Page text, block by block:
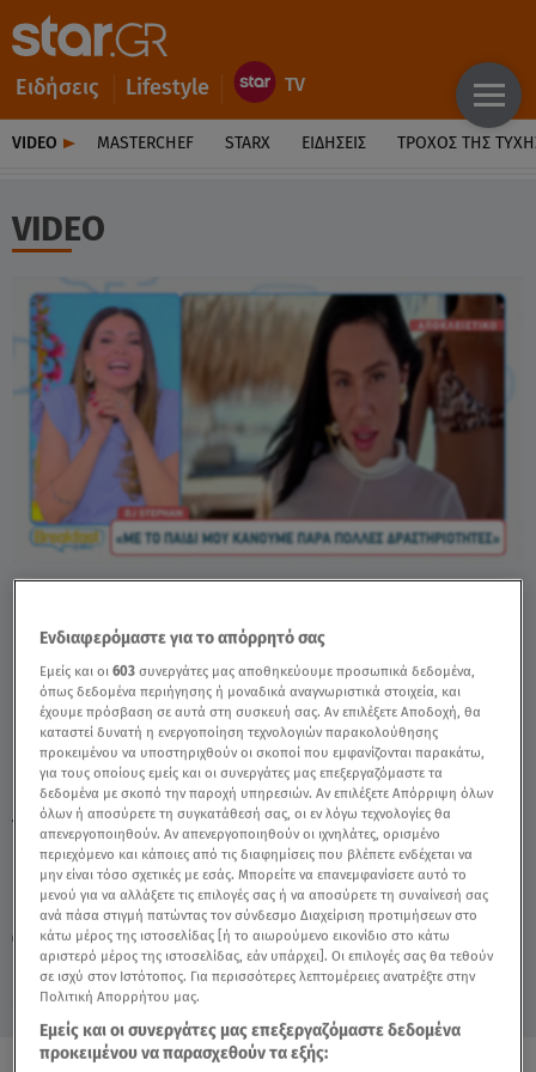
Ειδήσεις Lifestyle
VIDEO MASTERCHEF STARX ΕΙΔΉΣΕΙΣ ΤΡΟΧΌΣ ΤΗΣ
VIDEO
Πέμπτη 6 Αυγούστου 2026
08.06.26, 09:53 CELEBRITIES & GOSSIP ΝΕΑ
Έλενας Τσαγκρινού - Video
TAGS: DJ STEPHAN ΕΛΕΝΑ ΤΣΑΓΚΡΙΝΟΥ BREAKFASTSTAR
Ενδιαφερόμαστε για το απόρρητό σας
Εμείς και οι603 συνεργάτες μας αποθηκεύουμε προσωπικά δεδομένα,
όπως δεδομένα περιήγησης ή μοναδικά αναγνωριστικά στοιχεία, και
έχουμε πρόσβαση σε αυτά στη συσκευή σας. Αν επιλέξετε Αποδοχή, θα
καταστεί δυνατή η ενεργοποίηση τεχνολογιών παρακολούθησης
προκειμένου να υποστηριχθούν οι σκοποί που εμφανίζονται παρακάτω,
για τους οποίους εμείς και οι συνεργάτες μας επεξεργαζόμαστε τα
δεδομένα με σκοπό την παροχή υπηρεσιών. Αν επιλέξετε Απόρριψη όλων
όλων ή αποσύρετε τη συγκατάθεσή σας, οι εν λόγω τεχνολογίες θα
απενεργοποιηθούν. Αν απενεργοποιηθούν οι ιχνηλάτες, ορισμένο
περιεχόμενο και κάποιες από τις διαφημίσεις που βλέπετε ενδέχεται να
μην είναι τόσο σχετικές με εσάς. Μπορείτε να επανεμφανίσετε αυτό το
μενού για να αλλάξετε τις επιλογές σας ή να αποσύρετε τη συναίνεσή σας
ανά πάσα στιγμή πατώντας τον σύνδεσμο Διαχείριση προτιμήσεων στο
κάτω μέρος της ιστοσελίδας [ή το αιωρούμενο εικονίδιο στο κάτω
αριστερό μέρος της ιστοσελίδας, εάν υπάρχει]. Οι επιλογές σας θα τεθούν
σε ισχύ στον Ιστότοπος. Για περισσότερες λεπτομέρειες ανατρέξτε στην
Πολιτική Απορρήτου μας.
Εμείς και οι συνεργάτες μας επεξεργαζόμαστε δεδομένα
προκειμένου να παρασχεθούν τα εξής: